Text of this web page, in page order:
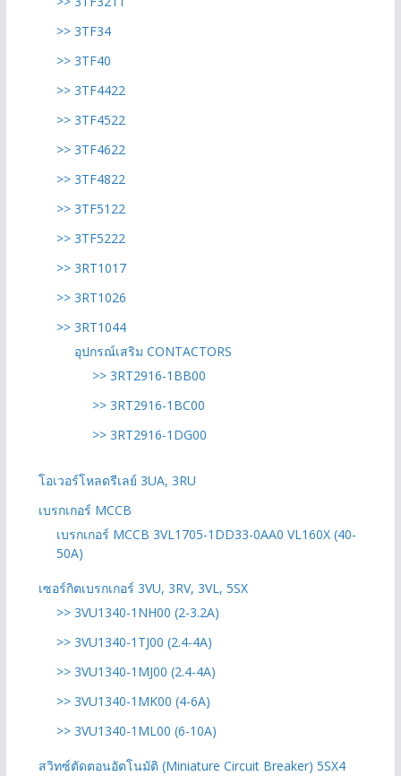
>> 3TF34
>> 3TF40
>> 3TF4422
>> 3TF4522
>> 3TF4622
>> 3TF4822
>> 3TF5122
>> 3TF5222
>> 3RT1017
>> 3RT1026
>> 3RT1044
อุปกรณ์เสริม CONTACTORS
>> 3RT2916-1BB00
>> 3RT2916-1BC00
>> 3RT2916-1DG00
โอเวอร์โหลดรีเลย์ 3UA, 3RU
เบรกเกอร์ MCCB
เบรกเกอร์ MCCB 3VL1705-1DD33-0AA0 VL160X (40-
50A)
เซอร์กิตเบรกเกอร์ 3VU, 3RV, 3VL, 5SX
>> 3VU1340-1NH00 (2-3.2A)
>> 3VU1340-1TJ00 (2.4-4A)
>> 3VU1340-1MJ00 (2.4-4A)
>> 3VU1340-1MK00 (4-6A)
>> 3VU1340-1ML00 (6-10A)
สวิทซ์ตัดตอนอัตโนมัติ (Miniature Circuit Breaker) 5SX4